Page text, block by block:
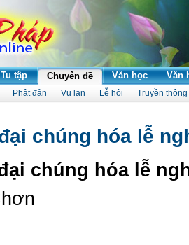
Tu tập Chuyên đề Văn học Văn
Phật đản Vu lan Lễ hội Truyền thông
chúng hóa lễ
chúng hóa lễ